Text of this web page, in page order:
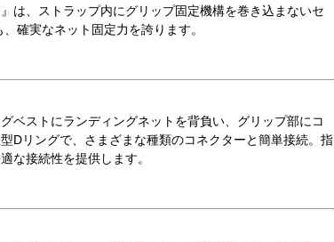
は、ストラップ内にグリップ固定機構を巻き込まないセ
確実なネット固定力を誇ります。
ベストにランディングネットを背負い、グリップ部にコ
Dリングで、さまざまな種類のコネクターと簡単接続。指
な接続性を提供します。